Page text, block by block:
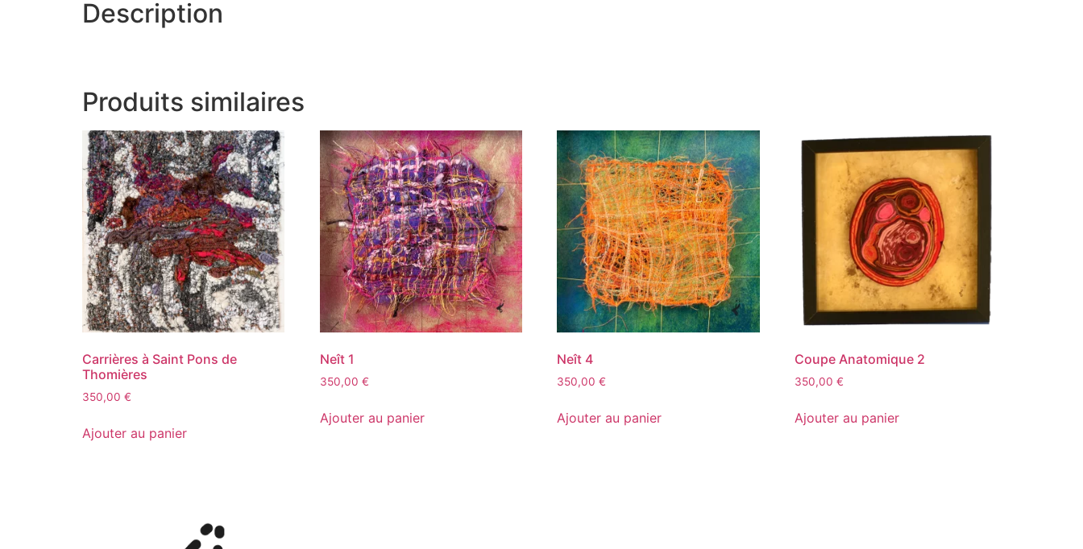
Description
Produits similaires
Carrières à Saint Pons de
Thomières
350,00 €
Ajouter au panier
Neît 1
350,00 €
Ajouter au panier
Neît 4
350,00€
Ajouter au panier
Coupe Anatomique 2
350,00€
Ajouter au panier